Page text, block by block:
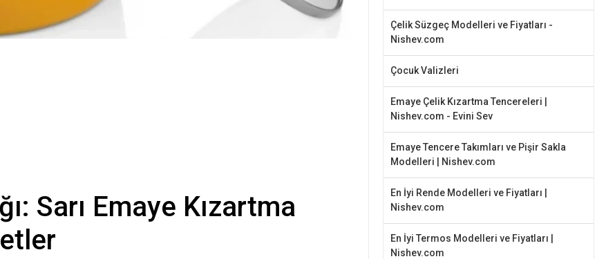
Sarı Emaye Kızartma
Çelik Süzgeç Modelleri ve Fiyatları -
Nishev.com
Çocuk Valizleri
Emaye Çelik Kızartma Tencereleri |
Nishev.com - Evini Sev
Emaye Tencere Takımları ve Pişir Sakla
Modelleri | Nishev.com
En İyi Rende Modelleri ve Fiyatları |
Nishev.com
En İyi Termos Modelleri ve Fiyatları |
Nishev.com